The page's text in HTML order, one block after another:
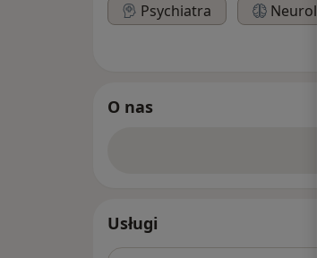
Psychiatra
Neurolog
O nas
Usługi